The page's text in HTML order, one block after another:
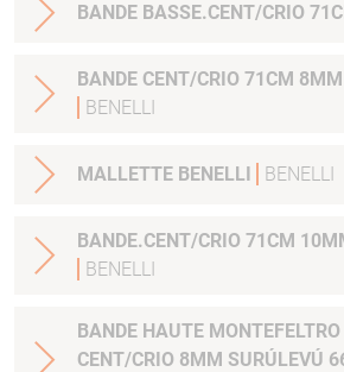
BANDE BASSE.CENT/CRIO
BANDE CENT/CRIO 71CM
BENELLI
MALLETTE BENELLI BENELLI
BANDE.CENT/CRIO 71CM
BENELLI
BANDE HAUTE
CENT/CRIO 8MM SURÚLEVÚ